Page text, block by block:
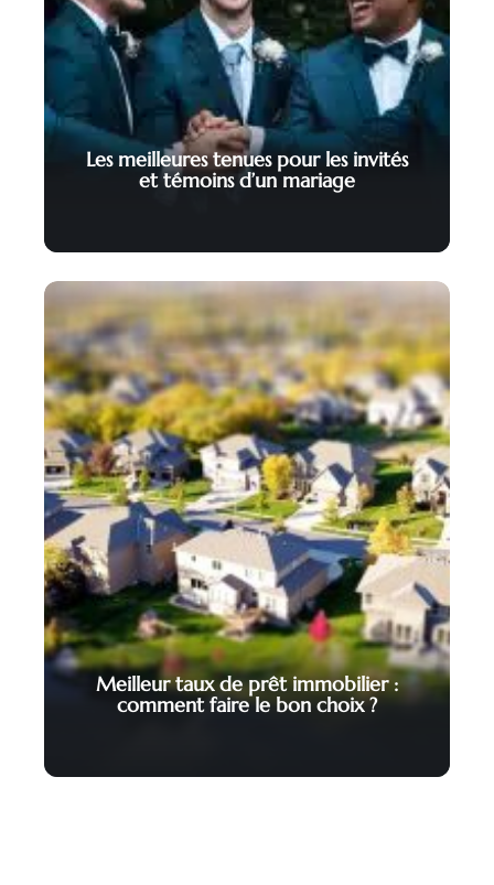
Les meilleures tenues pour les invités
et témoins d’un mariage
Meilleur taux de prêt immobilier :
comment faire le bon choix ?